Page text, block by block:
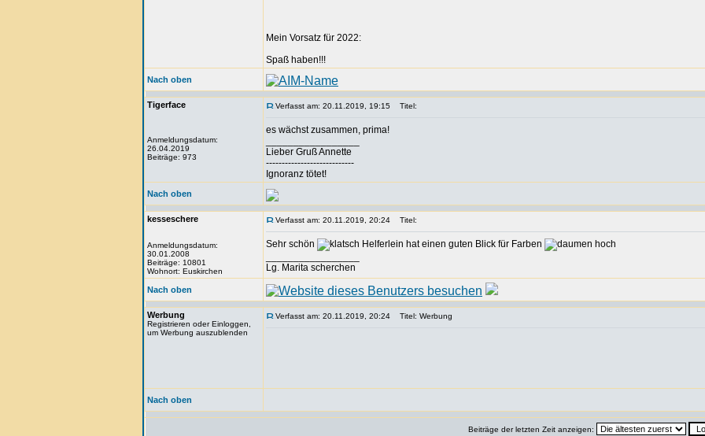
Mein Vorsatz für 2022:
Spaß haben!!!
Nach oben
Tigerface
Anmeldungsdatum:
26.04.2019
Beiträge: 973
Verfasst am: 20.11.2019, 19:15 Titel:
es wächst zusammen, prima!
Lieber Gruß Annette
----------------------------
Ignoranz tötet!
Nach oben
kesseschere
Anmeldungsdatum:
30.01.2008
Beiträge: 10801
Wohnort: Euskirchen
Verfasst am: 20.11.2019, 20:24 Titel:
Sehr schön
Helferlein hat einen guten Blick für Farben
Lg. Marita scherchen
Nach oben
Werbung
Registrieren oder Einloggen,
um Werbung auszublenden
Verfasst am: 20.11.2019, 20:24 Titel: Werbung
Nach oben
Beiträge der letzten Zeit anzeigen: